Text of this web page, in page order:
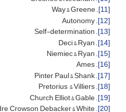
[11]
. Way & Greene
[12]
. Autonomy
[13]
. Self-determination
[14]
. Deci & Ryan
[15]
. Niemiec & Ryan
[16]
. Ames
[17]
. Pinter, Paul & Shank
[18]
. Pretorius & Villiers
[19]
. Church, Elliot & Gable
[20]
. Hardre, Crowson, Debacker & White